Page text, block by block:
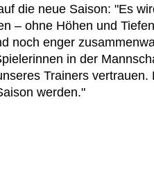
die neue Saison: "Es
– ohne Höhen und
noch enger
in der
Trainers vertrauen.
werden."